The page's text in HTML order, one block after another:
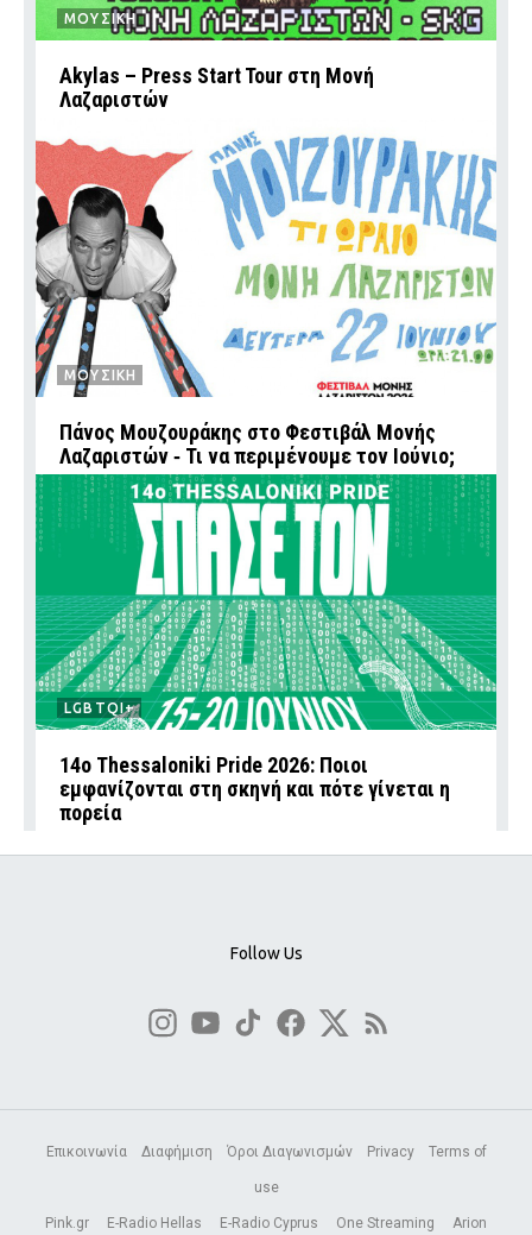
ΜΟΥΣΙΚΗ
Akylas – Press Start Tour στη Μονή
Λαζαριστών
ΜΟΥΣΙΚΗ
Πάνος Μουζουράκης στο Φεστιβάλ Μονής
Λαζαριστών ‑ Τι να περιμένουμε τον Ιούνιο;
LGBTQI+
14ο Thessaloniki Pride 2026: Ποιοι
εμφανίζονται στη σκηνή και πότε γίνεται η
πορεία
Follow Us
Επικοινωνία Διαφήμιση Όροι Διαγωνισμών Privacy Terms of
use
Pink.gr E-Radio Hellas E-Radio Cyprus One Streaming Arion